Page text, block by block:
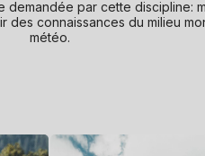
par cette discipline:
des connaissances du milieu
météo.